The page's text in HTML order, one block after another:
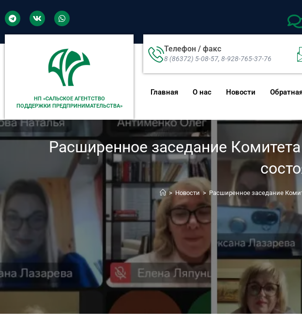
НП «САЛЬСКОЕ АГЕНТСТВО
ПОДДЕРЖКИ ПРЕДПРИНИМАТЕЛЬСТВА»
Телефон / факс
8 (86372) 5-08-57, 8-928-765-37-76
Главная О нас Новости
Расширенное заседание
> Новости > Расширенное заседание